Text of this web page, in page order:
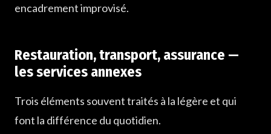
encadrement improvisé.
Restauration, transport, assurance —
les services annexes
Trois éléments souvent traités à la légère et qui
font la différence du quotidien.